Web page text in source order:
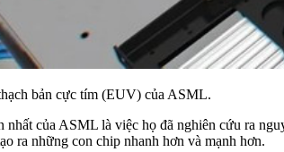
bản cực tím (EUV) của ASML.
nhất của ASML là việc họ đã nghiên cứu ra
ra những con chip nhanh hơn và mạnh hơn.